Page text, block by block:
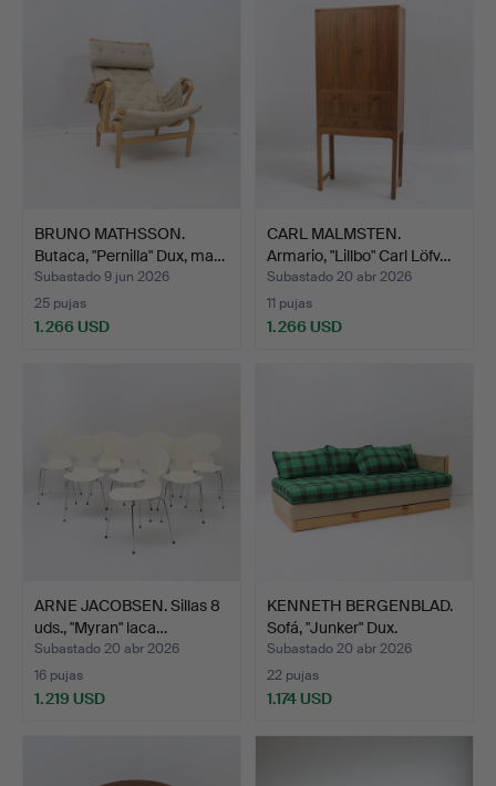
BRUNO MATHSSON.
Butaca, "Pernilla" Dux, ma…
Subastado 9 jun 2026
25 pujas
1.266 USD
CARL MALMSTEN.
Armario, "Lillbo" Carl Löfv…
Subastado 20 abr 2026
11 pujas
1.266 USD
ARNE JACOBSEN. Sillas 8
uds., "Myran" laca…
Subastado 20 abr 2026
16 pujas
1.219 USD
KENNETH BERGENBLAD.
Sofá, "Junker" Dux.
Subastado 20 abr 2026
22 pujas
1.174 USD